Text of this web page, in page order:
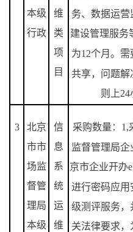
本级
行政
维
类
项
目
务、数据运
建设管理服务
为12个月。需
共享，问题解
则上24
3
北京
市市
场监
督管
理局
本级
信
息
系
统
运
维
采购数量： 1,
监督管理局
京市企业开办e
进行密码应用
级测评服务，
关法律要求，